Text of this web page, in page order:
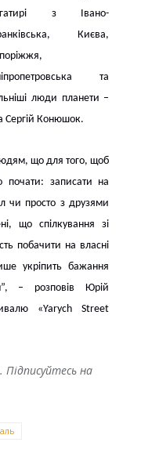
з Івано-
Києва,
та
люди планети –
Сергій Конюшок.
що для того, щоб
почати: записати на
чи просто з друзями
що спілкування зі
побачити на власні
укріпить бажання
– розповів Юрій
«Yarych Street
на